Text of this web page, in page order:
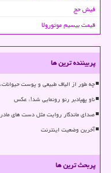
فیش حج
قیمت بیسیم موتورولا
پربیننده ترین ها
چه طور از الیاف طبیعی و پوست
ناو پهپادبر رنو رونمایی شد!، عکس
صدای ماندگار روایت مثل دست های
آخرین وضعیت اینترنت
پربحث ترین ها